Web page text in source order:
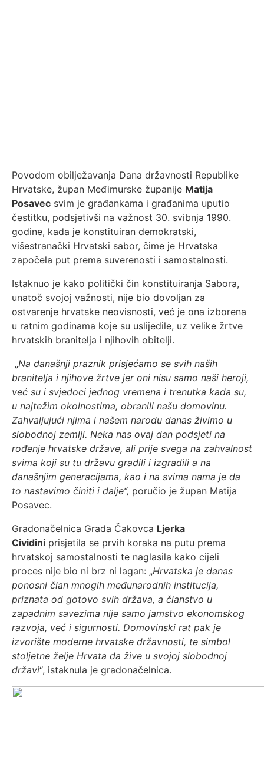
Povodom obilježavanja Dana državnosti Republike
Hrvatske, župan Međimurske županije Matija
Posavec svim je građankama i građanima uputio
čestitku, podsjetivši na važnost 30. svibnja 1990.
godine, kada je konstituiran demokratski,
višestranački Hrvatski sabor, čime je Hrvatska
započela put prema suverenosti i samostalnosti.
Istaknuo je kako politički čin konstituiranja Sabora,
unatoč svojoj važnosti, nije bio dovoljan za
ostvarenje hrvatske neovisnosti, već je ona izborena
u ratnim godinama koje su uslijedile, uz velike žrtve
hrvatskih branitelja i njihovih obitelji.
„Na današnji praznik prisjećamo se svih naših
branitelja i njihove žrtve jer oni nisu samo naši heroji,
već su i svjedoci jednog vremena i trenutka kada su,
u najtežim okolnostima, obranili našu domovinu.
Zahvaljujući njima i našem narodu danas živimo u
slobodnoj zemlji. Neka nas ovaj dan podsjeti na
rođenje hrvatske države, ali prije svega na zahvalnost
svima koji su tu državu gradili i izgradili a na
današnjim generacijama, kao i na svima nama je da
to nastavimo činiti i dalje“, poručio je župan Matija
Posavec.
Gradonačelnica Grada Čakovca Ljerka
Cividini prisjetila se prvih koraka na putu prema
hrvatskoj samostalnosti te naglasila kako cijeli
proces nije bio ni brz ni lagan: „Hrvatska je danas
ponosni član mnogih međunarodnih institucija,
priznata od gotovo svih država, a članstvo u
zapadnim savezima nije samo jamstvo ekonomskog
razvoja, već i sigurnosti. Domovinski rat pak je
izvorište moderne hrvatske državnosti, te simbol
stoljetne želje Hrvata da žive u svojoj slobodnoj
državi“, istaknula je gradonačelnica.